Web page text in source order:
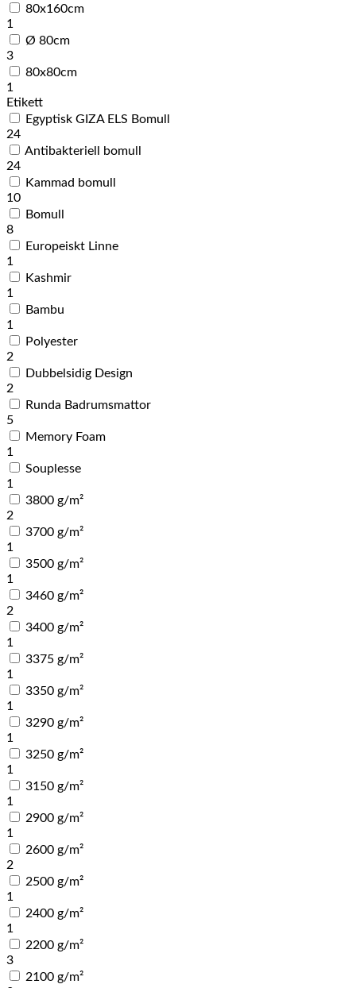
80x160cm
1
Ø 80cm
3
80x80cm
1
Etikett
Egyptisk GIZA ELS Bomull
24
Antibakteriell bomull
24
Kammad bomull
10
Bomull
8
Europeiskt Linne
1
Kashmir
1
Bambu
1
Polyester
2
Dubbelsidig Design
2
Runda Badrumsmattor
5
Memory Foam
1
Souplesse
1
3800 g/m²
2
3700 g/m²
1
3500 g/m²
1
3460 g/m²
2
3400 g/m²
1
3375 g/m²
1
3350 g/m²
1
3290 g/m²
1
3250 g/m²
1
3150 g/m²
1
2900 g/m²
1
2600 g/m²
2
2500 g/m²
1
2400 g/m²
1
2200 g/m²
3
2100 g/m²